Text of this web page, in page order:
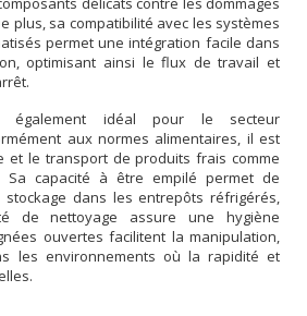
plus, sa compatibilité avec les systèmes
permet une intégration facile dans
optimisant ainsi le flux de travail et
idéal pour le secteur
aux normes alimentaires, il est
et le transport de produits frais comme
capacité à être empilé permet de
stockage dans les entrepôts réfrigérés,
de nettoyage assure une hygiène
ouvertes facilitent la manipulation,
les environnements où la rapidité et